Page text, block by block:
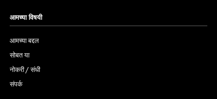
आमच्या विषयी
आमच्या बद्दल
सोबत या
नोकरी / संधी
संपर्क